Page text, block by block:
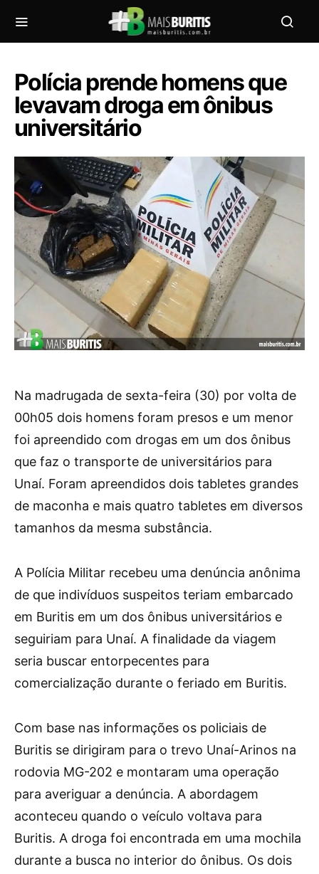
Polícia prende homens que
levavam droga em ônibus
universitário
Na madrugada de sexta-feira (30) por volta de
00h05 dois homens foram presos e um menor
foi apreendido com drogas em um dos ônibus
que faz o transporte de universitários para
Unaí. Foram apreendidos dois tabletes grandes
de maconha e mais quatro tabletes em diversos
tamanhos da mesma substância.
A Polícia Militar recebeu uma denúncia anônima
de que indivíduos suspeitos teriam embarcado
em Buritis em um dos ônibus universitários e
seguiriam para Unaí. A finalidade da viagem
seria buscar entorpecentes para
comercialização durante o feriado em Buritis.
Com base nas informações os policiais de
Buritis se dirigiram para o trevo Unaí-Arinos na
rodovia MG-202 e montaram uma operação
para averiguar a denúncia. A abordagem
aconteceu quando o veículo voltava para
Buritis. A droga foi encontrada em uma mochila
durante a busca no interior do ônibus. Os dois